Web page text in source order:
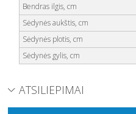
Bendras ilgis, cm
Sėdynės aukštis, cm
Sėdynės plotis, cm
Sėdynės gylis, cm
ATSILIEPIMAI